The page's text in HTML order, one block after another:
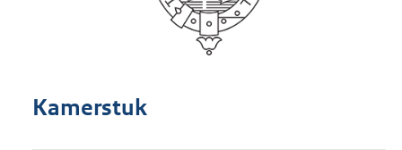
Kamerstuk